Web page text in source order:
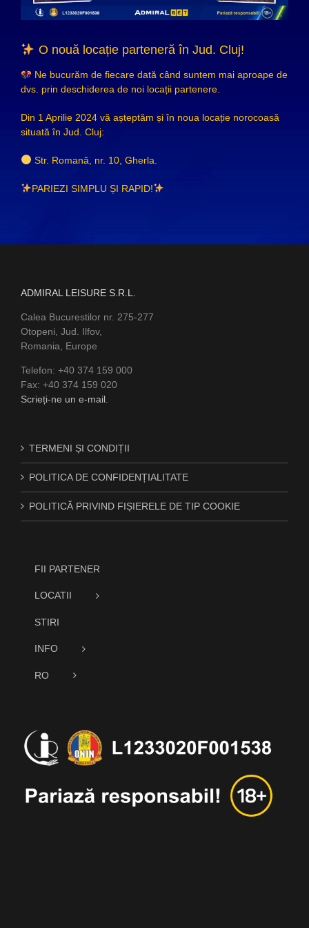
O nouă locație parteneră în Jud. Cluj!
Ne bucurăm de fiecare dată când suntem mai aproape de
dvs. prin deschiderea de noi locații partenere.
Din 1 Aprilie 2024 vă așteptăm și în noua locație norocoasă
situată în Jud. Cluj:
Str. Romană, nr. 10, Gherla.
PARIEZI SIMPLU ȘI RAPID!
ADMIRAL LEISURE S.R.L.
Calea Bucurestilor nr. 275-277
Otopeni, Jud. Ilfov,
Romania, Europe
Telefon: +40 374 159 000
Fax: +40 374 159 020
Scrieți-ne un e-mail.
TERMENI ȘI CONDIȚII
POLITICA DE CONFIDENȚIALITATE
POLITICĂ PRIVIND FIȘIERELE DE TIP COOKIE
FII PARTENER
LOCATII
STIRI
INFO
RO